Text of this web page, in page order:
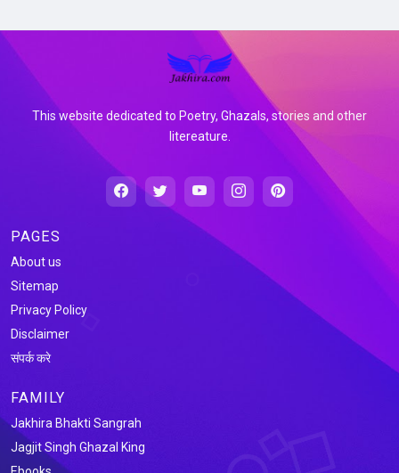
This website dedicated to Poetry, Ghazals, stories and other
litereature.
PAGES
About us
Sitemap
Privacy Policy
Disclaimer
संपर्क करे
FAMILY
Jakhira Bhakti Sangrah
Jagjit Singh Ghazal King